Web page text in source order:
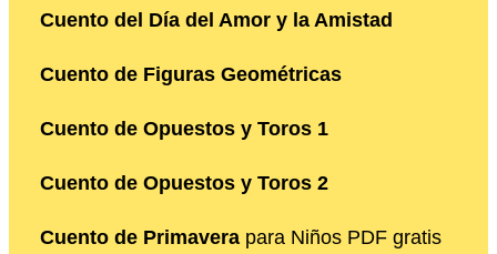
Cuento del Día del Amor y la Amistad
Cuento de Figuras Geométricas
Cuento de Opuestos y Toros 1
Cuento de Opuestos y Toros 2
Cuento de Primavera para Niños PDF gratis